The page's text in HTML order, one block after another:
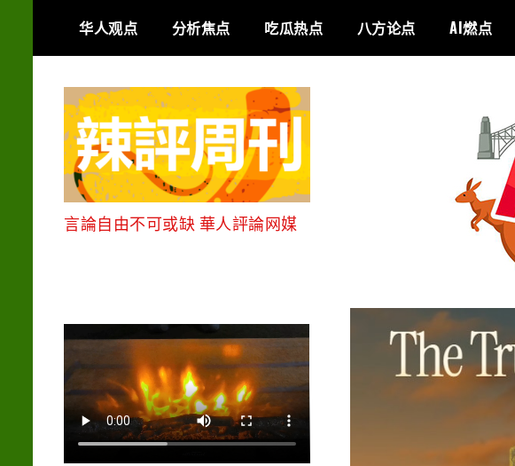
content
华人观点 分析焦点 吃瓜热点 八方论点 AI燃点
言論自由不可或缺 華人評論网媒